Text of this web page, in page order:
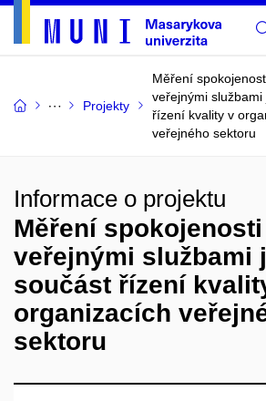
Projekty
Měření
veřejnými
řízení kvality v
veřejného sektoru
Informace o projektu
Měření
veřejnými službami
součást řízení
organizacích
sektoru